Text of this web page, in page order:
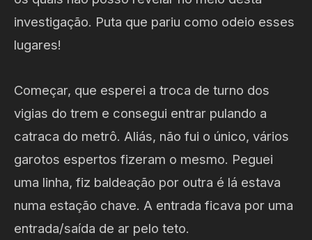
investigação. Puta que pariu como odeio esses
lugares!
Começar, que esperei a troca de turno dos
vigias do trem e consegui entrar pulando a
catraca do metrô. Aliás, não fui o único, vários
garotos espertos fizeram o mesmo. Peguei
uma linha, fiz baldeação por outra é lá estava
numa estação chave. A entrada ficava por uma
entrada/saída de ar pelo teto.